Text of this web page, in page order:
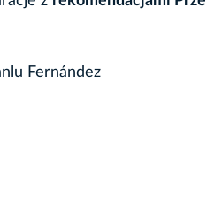
Fernández